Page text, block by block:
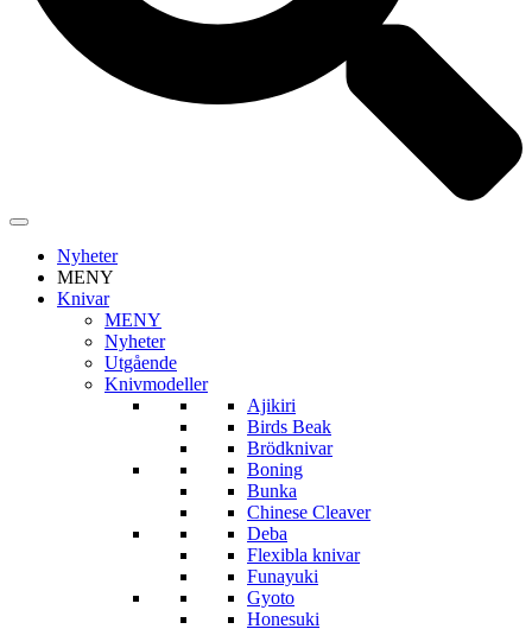
Nyheter
MENY
Knivar
MENY
Nyheter
Utgående
Knivmodeller
Ajikiri
Birds Beak
Brödknivar
Boning
Bunka
Chinese Cleaver
Deba
Flexibla knivar
Funayuki
Gyoto
Honesuki